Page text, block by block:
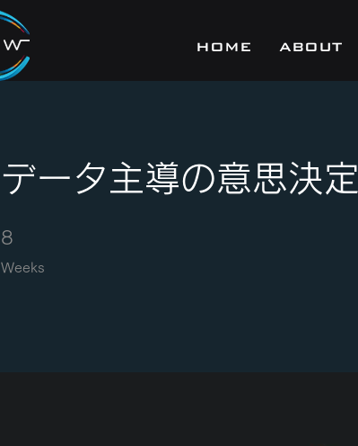
HOME ABOUT
データ主導の意思決定
8
Weeks
8 Weeks